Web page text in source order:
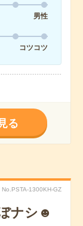
男性
コツコツ
る
No.PSTA-1300KH-GZ
ナシ☻